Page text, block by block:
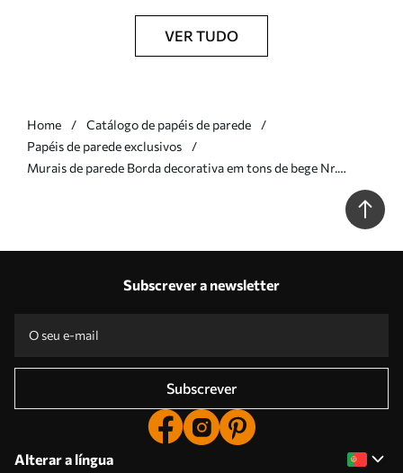
VER TUDO
Home
Catálogo de papéis de parede
Papéis de parede exclusivos
Murais de parede Borda decorativa em tons de bege Nr.
Subscrever a newsletter
Subscrever
Alterar a língua